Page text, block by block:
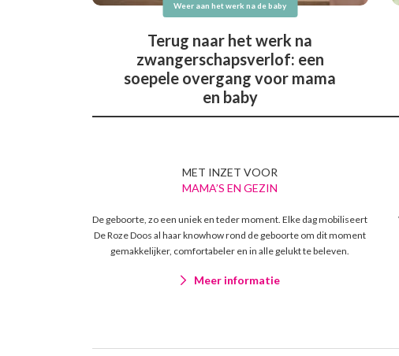
Weer aan het werk na de baby
Terug naar het werk na
zwangerschapsverlof: een
soepele overgang voor mama
en baby
MET INZET VOOR
MAMA’S EN GEZIN
De geboorte, zo een uniek en teder moment. Elke dag mobiliseert
De Roze Doos al haar knowhow rond de geboorte om dit moment
gemakkelijker, comfortabeler en in alle gelukt te beleven.
Meer informatie